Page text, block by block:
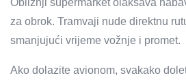
Obližnji supermarket olakšava
za obrok. Tramvaji nude direktnu
smanjujući vrijeme vožnje i promet.
Ako dolazite avionom, svakako